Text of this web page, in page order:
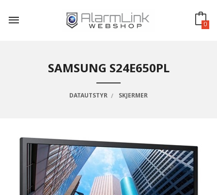
innholdet
0
SAMSUNG S24E650PL
DATAUTSTYR SKJERMER